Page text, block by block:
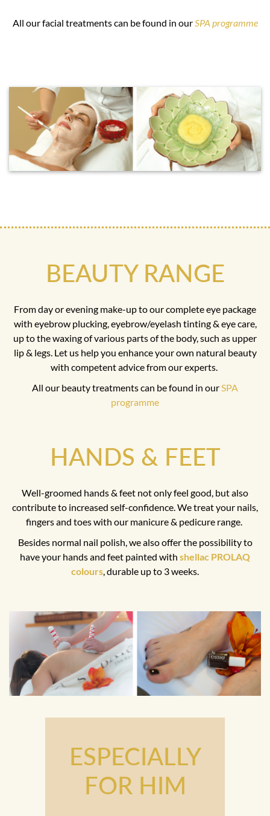
All our facial treatments can be found in our SPA programme
BEAUTY RANGE
From day or evening make-up to our complete eye package
with eyebrow plucking, eyebrow/eyelash tinting & eye care,
up to the waxing of various parts of the body, such as upper
lip & legs. Let us help you enhance your own natural beauty
with competent advice from our experts.
All our beauty treatments can be found in ourSPA
programme
HANDS & FEET
Well-groomed hands & feet not only feel good, but also
contribute to increased self-confidence. We treat your nails,
fingers and toes with our manicure & pedicure range.
Besides normal nail polish, we also offer the possibility to
have your hands and feet painted with shellac PROLAQ
colours, durable up to 3 weeks.
ESPECIALLY
FOR HIM